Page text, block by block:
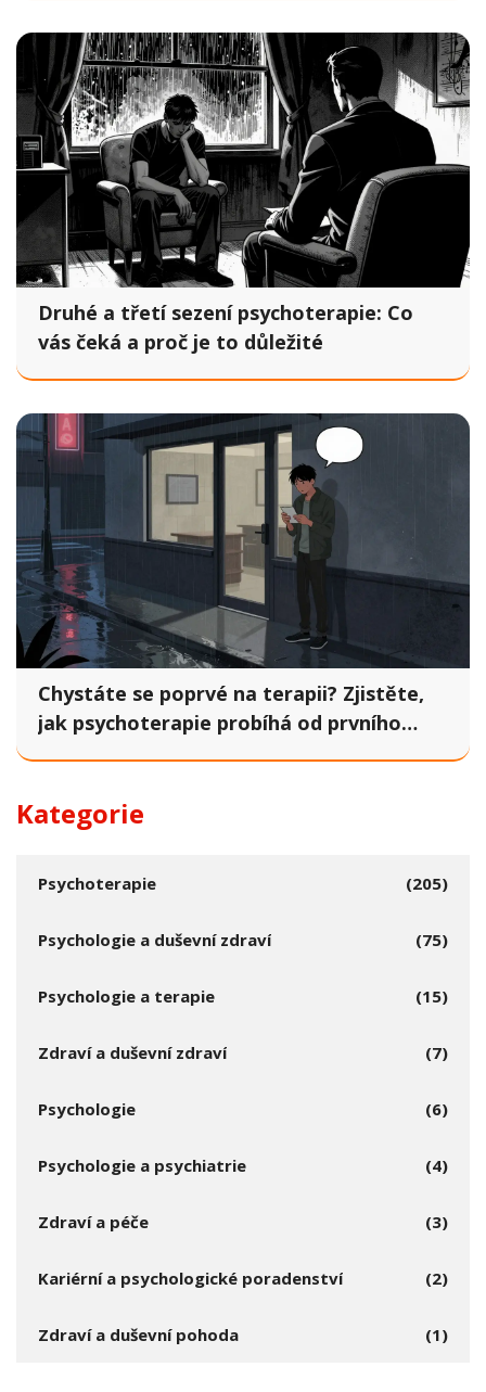
Druhé a třetí sezení psychoterapie: Co
vás čeká a proč je to důležité
Chystáte se poprvé na terapii? Zjistěte,
jak psychoterapie probíhá od prvního
Kategorie
Psychoterapie (205)
Psychologie a duševní zdraví (75)
Psychologie a terapie (15)
Zdraví a duševní zdraví (7)
Psychologie (6)
Psychologie a psychiatrie (4)
Zdraví a péče (3)
Kariérní a psychologické poradenství (2)
Zdraví a duševní pohoda (1)